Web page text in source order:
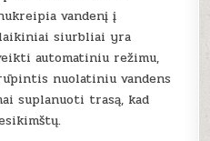
vandenį į
siurbliai yra
automatiniu režimu,
nuolatiniu vandens
suplanuoti trasą, kad